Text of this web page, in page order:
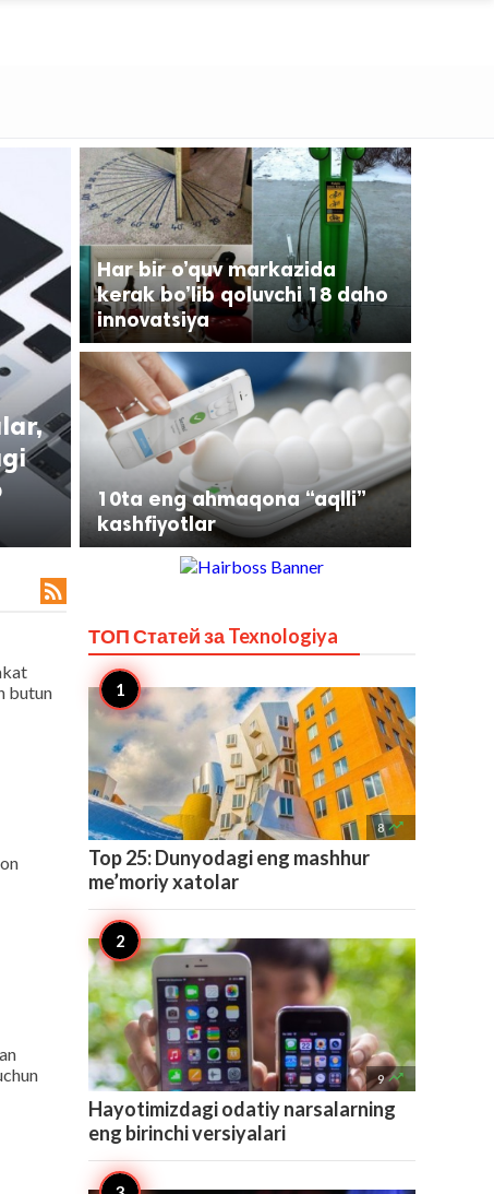
Har bir o’quv markazida
kerak bo’lib qoluvchi 18 daho
innovatsiya
10ta eng ahmaqona “aqlli”
kashfiyotlar

butun
ТОП Статей заTexnologiya
8 
Top 25: Dunyodagi eng mashhur
me’moriy xatolar
9 
Hayotimizdagi odatiy narsalarning
eng birinchi versiyalari